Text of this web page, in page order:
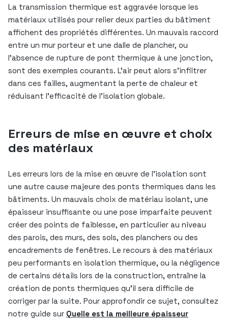
La transmission thermique est aggravée lorsque les
matériaux utilisés pour relier deux parties du bâtiment
affichent des propriétés différentes. Un mauvais raccord
entre un mur porteur et une dalle de plancher, ou
l’absence de rupture de pont thermique à une jonction,
sont des exemples courants. L’air peut alors s’infiltrer
dans ces failles, augmentant la perte de chaleur et
réduisant l’efficacité de l’isolation globale.
Erreurs de mise en œuvre et choix
des matériaux
Les erreurs lors de la mise en œuvre de l’isolation sont
une autre cause majeure des ponts thermiques dans les
bâtiments. Un mauvais choix de matériau isolant, une
épaisseur insuffisante ou une pose imparfaite peuvent
créer des points de faiblesse, en particulier au niveau
des parois, des murs, des sols, des planchers ou des
encadrements de fenêtres. Le recours à des matériaux
peu performants en isolation thermique, ou la négligence
de certains détails lors de la construction, entraîne la
création de ponts thermiques qu’il sera difficile de
corriger par la suite. Pour approfondir ce sujet, consultez
notre guide sur Quelle est la meilleure épaisseur